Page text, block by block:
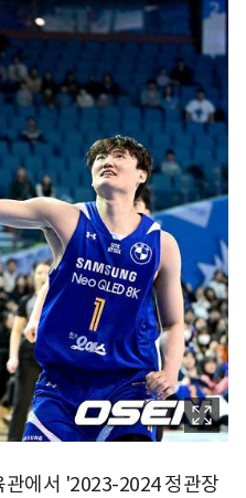
관에서 '2023-2024 정관장